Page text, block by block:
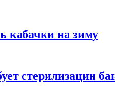
кабачки на зиму
стерилизации